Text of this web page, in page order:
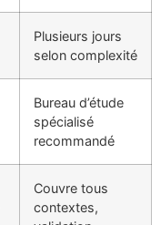
Plusieurs jours
selon complexité
Bureau d’étude
spécialisé
recommandé
Couvre tous
contextes,